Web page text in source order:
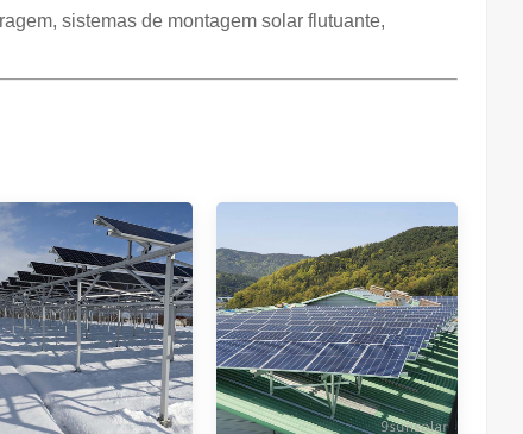
sistemas de montagem solar flutuante,